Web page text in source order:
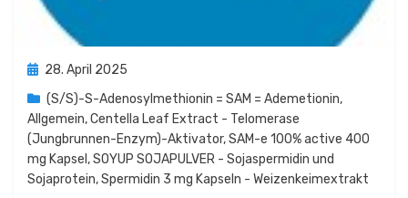
Posted
28. April 2025
(S/S)-S-Adenosylmethionin = SAM = Ademetionin,
Allgemein,Centella Leaf Extract - Telomerase
(Jungbrunnen-Enzym)-Aktivator,SAM-e 100% active 400
mg Kapsel ,SOYUP SOJAPULVER - Sojaspermidin und
Sojaprotein,Spermidin 3 mg Kapseln - Weizenkeimextrakt